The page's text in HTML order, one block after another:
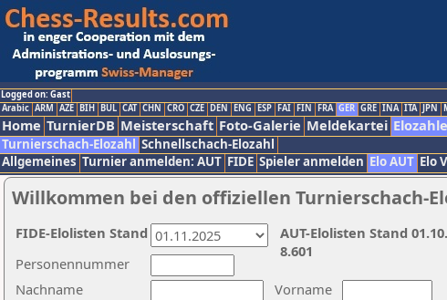
Logged on: Gast
Arabic ARM AZE BIH BUL CAT CHN CRO CZE DEN ENG ESP FAI FIN FRA GER GRE INA ITA JPN
Home TurnierDB Meisterschaft Foto-Galerie Meldekartei
Turnierschach-Elozahl Schnellschach-Elozahl
Allgemeines Turnier anmelden: AUT FIDE Spieler anmelden Elo AUT Elo
Willkommen bei den offiziellen Turnierschach-
Nachname
Vorname
Personennummer
AUT-Elolisten Stand
8.601
FIDE-Elolisten Stand